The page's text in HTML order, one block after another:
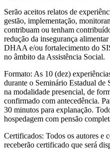
Serão aceitos relatos de
gestão, implementação,
contribuam ou tenham
redução da insegurança
DHAA e/ou fortalecimento do
no âmbito da Assistência Social.
Formato: As 10 (dez)
durante o Seminário Estadual
na modalidade presencial, de
confirmado com antecedência.
30 minutos para explanação.
hospedagem com pensão
Certificados: Todos os autores e
receberão certificado que será